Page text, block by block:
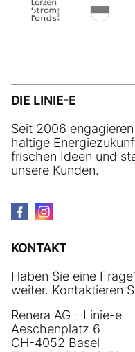
DIE LINIE-E
Seit 2006
haltige
frischen Ideen und
unsere Kunden.
KONTAKT
Haben Sie eine
weiter. Kontaktieren
Renera AG - Linie-e
Aeschenplatz 6
CH-4052 Basel